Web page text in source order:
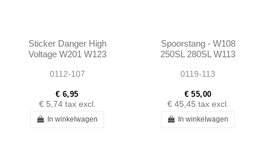
Sticker Danger High
Voltage W201 W123
W116 W107 W114 W115
0112-107
€ 6,95
€ 5,74 tax excl.
In winkelwagen
Spoorstang - W108
250SL 280SL W113
W112 - 1073300103
0119-113
€ 55,00
€ 45,45 tax excl.
In winkelwagen